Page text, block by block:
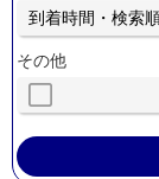
その他